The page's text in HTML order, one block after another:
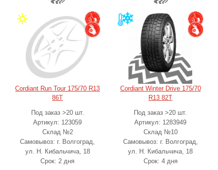
Cordiant Run Tour 175/70 R13
86T
Под заказ >20 шт.
Артикул: 123059
Склад №2
Самовывоз: г. Волгоград,
ул. Н. Кибальчича, 18
Срок: 2 дня
Cordiant Winter Drive 175/70
R13 82T
Под заказ >20 шт.
Артикул: 1283949
Склад №10
Самовывоз: г. Волгоград,
ул. Н. Кибальчича, 18
Срок: 4 дня